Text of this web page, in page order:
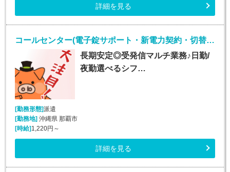
詳細を見る
コールセンター(電子錠サポート・新電力契約・切替事務業務/週5シフト制)
長期安定◎受発信マルチ業務♪日勤/
夜勤選べるシフ…
[勤務形態]派遣
[勤務地] 沖縄県 那覇市
[時給] 1,220円～
詳細を見る